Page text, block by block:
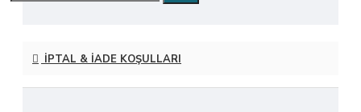
İPTAL & İADE KOŞULLARI